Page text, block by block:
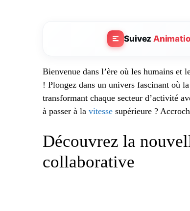
Suivez
Bienvenue dans l’ère où les humains
! Plongez dans un univers fascinant où
transformant chaque secteur d’activité
à passer à la vitesse supérieure ?
Découvrez la
collaborative